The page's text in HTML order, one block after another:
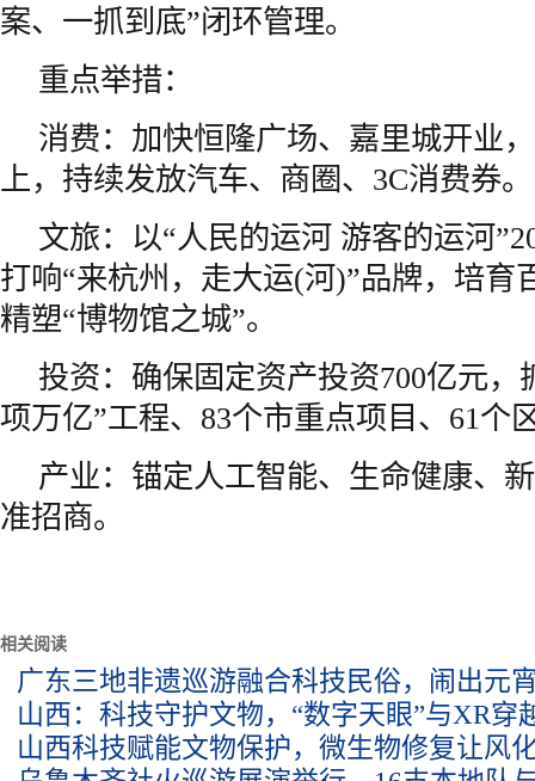
案、一抓到底”闭环管理。
重点举措：
消费：加快恒隆广场、嘉里城开业
上，持续发放汽车、商圈、3C消费券。
文旅：以“人民的运河 游客的运河
打响“来杭州，走大运(河)”品牌，培育
精塑“博物馆之城”。
投资：确保固定资产投资700亿元，
项万亿”工程、83个市重点项目、61个
产业：锚定人工智能、生命健康、
准招商。
相关阅读
广东三地非遗巡游融合科技民俗，闹出元
山西：科技守护文物，“数字天眼”与XR穿
山西科技赋能文物保护，微生物修复让风